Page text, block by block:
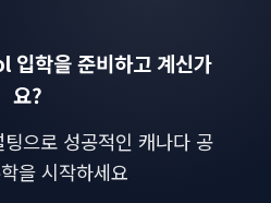
학을 준비하고 계신가
요?
으로 성공적인 캐나다 공
을 시작하세요